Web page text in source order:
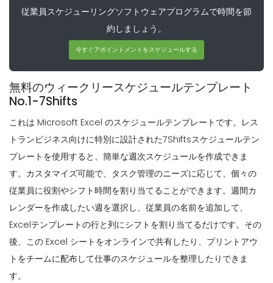
レストランの
Michelle Jaco Oct 12, 2020
Scheduling
従業員スケジュールメーカー
Michelle Jaco Oct 12, 2020
Scheduling
Solid Work Scheduleアプリ
Michelle Jaco Oct 12, 2020
6 離職率を下げるスケジューリング戦略
Michelle Jaco Oct 12, 2020
Scheduling
Michelle Jaco Oct 12, 2020
Michelle Jaco Oct 12, 2020
Excel
従業員スケジューリングソフトウェアプログラムで時間を節
約しましょう。
今すぐアポイントメントをスケジュールする
無料のウィークリースケジュールテンプレート
No.1-7Shifts
これは Microsoft Excel のスケジュールテンプレートです。レス
トランビジネス向けに特別に設計された7Shiftsスケジュールテン
プレートを使用すると、簡単な週次スケジュールを作成できま
す。カスタマイズ可能で、タスク管理のニーズに応じて、個々の
従業員に役割やシフト時間を割り当てることができます。週間カ
レンダーを作成したい週を選択し、従業員の名前を追加して、
Excelテンプレートの行と列にシフトを割り当てるだけです。その
後、この Excel シートをオンラインで共有したり、プリントアウ
トをチームに配布して仕事のスケジュールを整理したりできま
す。